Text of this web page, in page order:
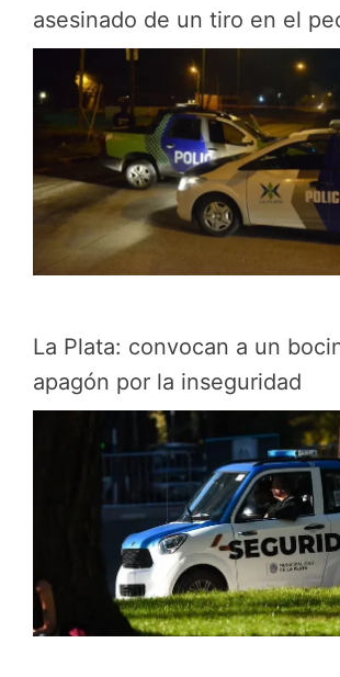
asesinado de un tiro en el
La Plata: convocan a un
apagón por la inseguridad